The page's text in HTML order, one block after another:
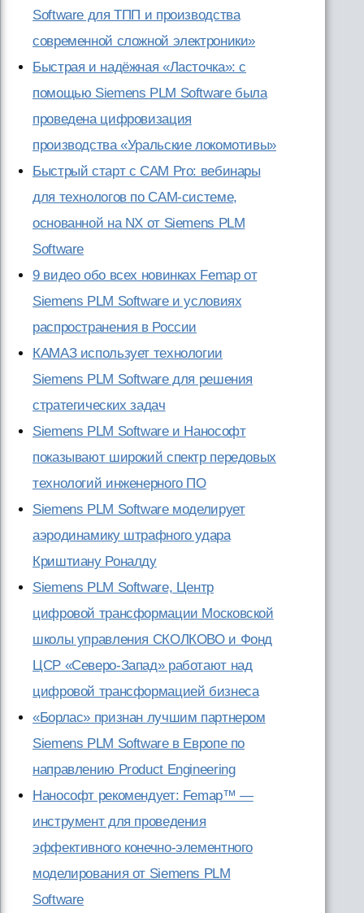
Software для ТПП и производства
современной сложной электроники»
Быстрая и надёжная «Ласточка»: с
помощью Siemens PLM Software была
проведена цифровизация
производства «Уральские локомотивы»
Быстрый старт с CAM Pro: вебинары
для технологов по CAM-системе,
основанной на NX от Siemens PLM
Software
9 видео обо всех новинках Femap от
Siemens PLM Software и условиях
распространения в России
КАМАЗ использует технологии
Siemens PLM Software для решения
стратегических задач
Siemens PLM Software и Нанософт
показывают широкий спектр передовых
технологий инженерного ПО
Siemens PLM Software моделирует
аэродинамику штрафного удара
Криштиану Роналду
Siemens PLM Software, Центр
цифровой трансформации Московской
школы управления СКОЛКОВО и Фонд
ЦСР «Северо-Запад» работают над
цифровой трансформацией бизнеса
«Борлас» признан лучшим партнером
Siemens PLM Software в Европе по
направлению Product Engineering
Нанософт рекомендует: Femap™ —
инструмент для проведения
эффективного конечно-элементного
моделирования от Siemens PLM
Software